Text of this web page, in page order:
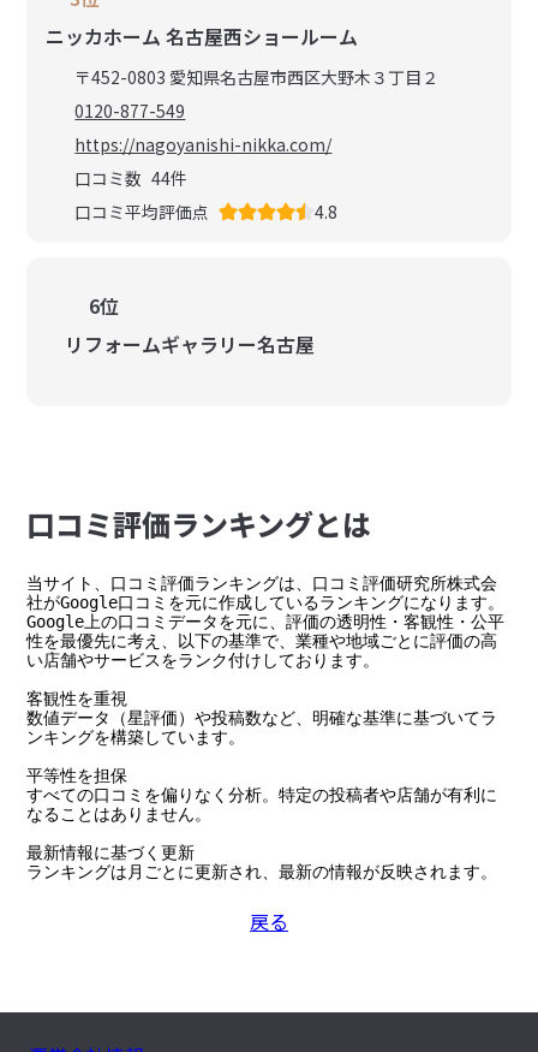
ニッカホーム 名古屋西ショールーム
〒452-0803 愛知県名古屋市西区大野木３丁目２
0120-877-549
https://nagoyanishi-nikka.com/
口コミ数 44件
口コミ平均評価点
4.8
6位
リフォームギャラリー名古屋
⼝コミ評価ランキングとは
当サイト、口コミ評価ランキングは、口コミ評価研究所株式会
社がGoogle口コミを元に作成しているランキングになります。
Google上の口コミデータを元に、評価の透明性・客観性・公平
性を最優先に考え、以下の基準で、業種や地域ごとに評価の高
い店舗やサービスをランク付けしております。
客観性を重視
数値データ（星評価）や投稿数など、明確な基準に基づいてラ
ンキングを構築しています。
平等性を担保
すべての口コミを偏りなく分析。特定の投稿者や店舗が有利に
なることはありません。
最新情報に基づく更新
ランキングは月ごとに更新され、最新の情報が反映されます。
戻る